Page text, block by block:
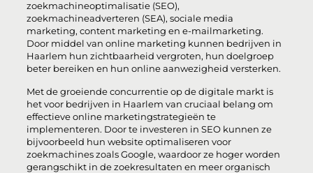
zoekmachineoptimalisatie (SEO),
zoekmachineadverteren (SEA), sociale media
marketing, content marketing en e-mailmarketing.
Door middel van online marketing kunnen bedrijven in
Haarlem hun zichtbaarheid vergroten, hun doelgroep
beter bereiken en hun online aanwezigheid versterken.
Met de groeiende concurrentie op de digitale markt is
het voor bedrijven in Haarlem van cruciaal belang om
effectieve online marketingstrategieën te
implementeren. Door te investeren in SEO kunnen ze
bijvoorbeeld hun website optimaliseren voor
zoekmachines zoals Google, waardoor ze hoger worden
gerangschikt in de zoekresultaten en meer organisch